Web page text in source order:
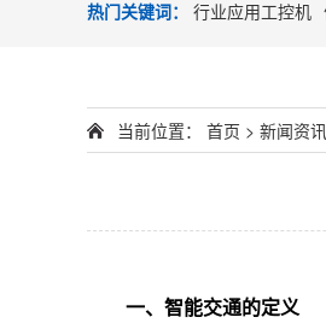
热门关键词： 行业应用工控机
当前位置： 首页 > 新闻资讯
一、智能交通的定义